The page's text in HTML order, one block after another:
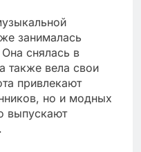
занималась
снялась в
также вела свои
привлекают
но и модных
выпускают